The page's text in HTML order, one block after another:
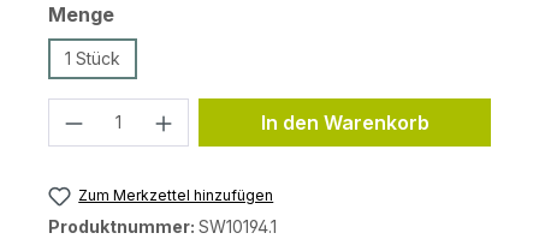
Mengeauswählen
1 Stück
Produkt Anzahl: Gib den
In den Warenkorb
Zum Merkzettel hinzufügen
Produktnummer: SW10194.1